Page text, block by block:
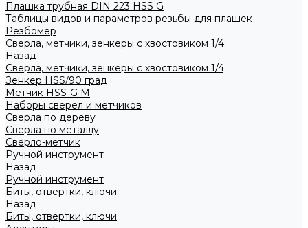
Плашка трубная DIN 223 HSS G
Таблицы видов и параметров резьбы для плашек
Резбомер
Сверла, метчики, зенкеры с хвостовиком 1/4;
Назад
Сверла, метчики, зенкеры с хвостовиком 1/4;
Зенкер HSS/90 град
Метчик HSS-G М
Наборы сверел и метчиков
Сверла по дереву
Сверла по металлу
Сверло-метчик
Ручной инструмент
Назад
Ручной инструмент
Биты, отвертки, ключи
Назад
Биты, отвертки, ключи